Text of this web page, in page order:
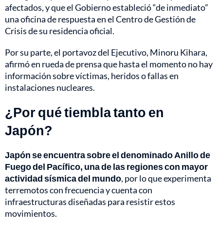
afectados, y que el Gobierno estableció “de inmediato”
una oficina de respuesta en el Centro de Gestión de
Crisis de su residencia oficial.
Por su parte, el portavoz del Ejecutivo, Minoru Kihara,
afirmó en rueda de prensa que hasta el momento no hay
información sobre víctimas, heridos o fallas en
instalaciones nucleares.
¿Por qué tiembla tanto en
Japón?
Japón se encuentra sobre el denominado Anillo de
Fuego del Pacífico, una de las regiones con mayor
actividad sísmica del mundo, por lo que experimenta
terremotos con frecuencia y cuenta con
infraestructuras diseñadas para resistir estos
movimientos.